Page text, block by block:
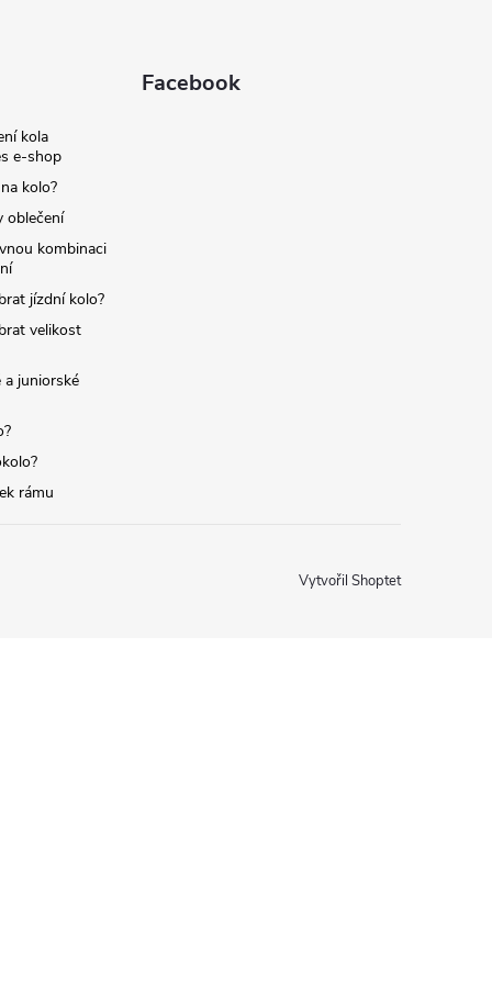
kola
e-shop
kolo?
oblečení
kombinaci
jízdní kolo?
velikost
a juniorské
rámu
Facebook
Vytvořil Shoptet